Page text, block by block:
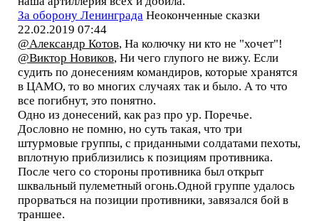
За оборону Ленинграда Неоконченные сказки
22.02.2019 07:44
@Александр Котов, На колючку ни кто не "хочет"!
@Виктор Новиков, Ни чего глупого не вижу. Если
судить по донесениям командиров, которые хранятся
в ЦАМО, то во многих случаях так и было. А то что
все погибнут, это понятно.
Одно из донесений, как раз про ур. Поречье.
Дословно не помню, но суть такая, что три
штурмовые группы, с приданными солдатами пехоты,
вплотную приблизились к позициям противника.
После чего со стороны противника был открыт
шквальный пулеметный огонь.Одной группе удалось
прорваться на позиции противники, завязался бой в
траншее.